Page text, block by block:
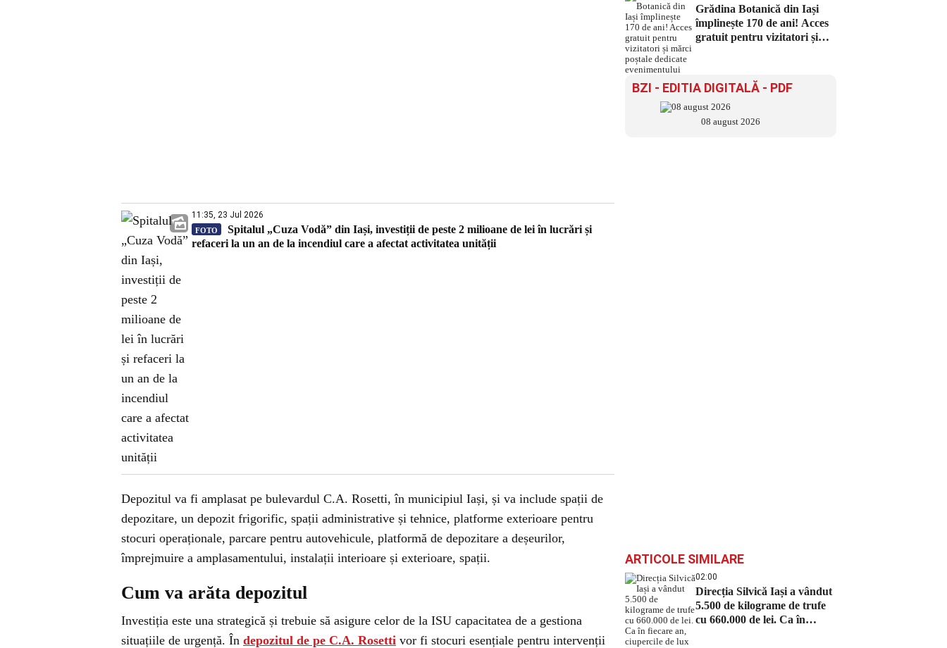
11:35, 23 Jul 2026
FOTO
Spitalul „Cuza Vodă” din Iași, investiții de peste 2 milioane de lei în lucrări și
refaceri la un an de la incendiul care a afectat activitatea unității
Depozitul va fi amplasat pe bulevardul C.A. Rosetti, în municipiul Iași, și va include spații de
depozitare, un depozit frigorific, spații administrative și tehnice, platforme exterioare pentru
stocuri operaționale, parcare pentru autovehicule, platformă de depozitare a deșeurilor,
împrejmuire a amplasamentului, instalații interioare și exterioare, spații.
Cum va arăta depozitul
Investiția este una strategică și trebuie să asigure celor de la ISU capacitatea de a gestiona
situațiile de urgență. În depozitul de pe C.A. Rosetti vor fi stocuri esențiale pentru intervenții
Grădina Botanică din Iași
împlinește 170 de ani! Acces
gratuit pentru vizitatori și
BZI - EDITIA DIGITALĂ - PDF
08 august 2026
ARTICOLE SIMILARE
02:00
Direcția Silvică Iași a vândut
5.500 de kilograme de trufe
cu 660.000 de lei. Ca în